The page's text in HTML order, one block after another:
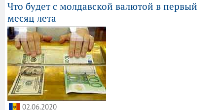
Что будет с молдавской валютой в первый
месяц лета
02.06.2020